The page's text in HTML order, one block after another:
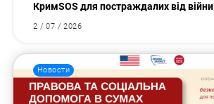
КримSOS для постраждалих від війни
2 / 07 / 2026
Новости